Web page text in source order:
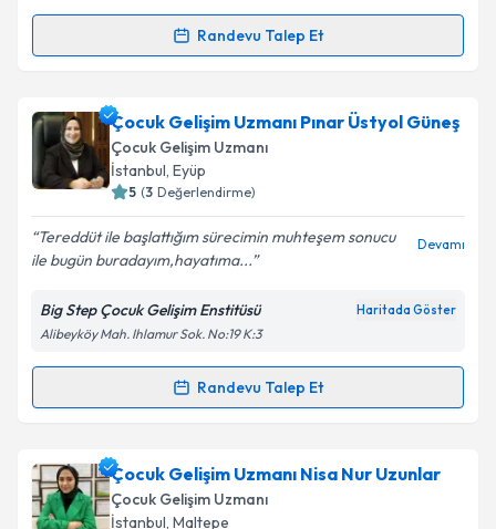
Randevu Talep Et
Randevu Takvimi Talebi
Çocuk Gelişim Uzmanı Kader Gökiçin randevu
takvimi talebi oluşturun. Size bu uzmandan randevu
almanız için bir takvim hazırlandığında e-posta ile
bilgilendireceğiz.
E-posta Adresiniz
Kişisel verilerimin işlenmesine ilişkin
Metni'ni okudum ve kişisel verilerimin belirtilen
kapsamda işlenmesini kabul ediyorum.
Çocuk Gelişim Uzmanı Pınar Üstyol Güneş
Çocuk Gelişim Uzmanı
İstanbul, Eyüp
5 (3 Değerlendirme)
Tereddüt ile başlattığım sürecimin muhteşem sonucu
ile bugün buradayım,hayatıma...
Devamı
Big Step Çocuk Gelişim Enstitüsü Haritada Göster
Alibeyköy Mah. Ihlamur Sok. No:19 K:3
Randevu Talep Et
Randevu Takvimi Talebi
Çocuk Gelişim Uzmanı Pınar Üstyol Güneşiçin
randevu takvimi talebi oluşturun. Size bu uzmandan
randevu almanız için bir takvim hazırlandığında e-
Çocuk Gelişim Uzmanı Nisa Nur Uzunlar
Çocuk Gelişim Uzmanı
İstanbul, Maltepe